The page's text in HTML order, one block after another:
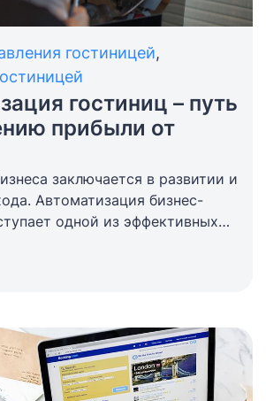
гостиницей,
гостиниц – путь
прибыли от
заключается в развитии и
Автоматизация бизнес-
одной из эффективных
Чтобы бизнес приносил
ошибки и сократить
сотрудников. Для
решением является
системы PMS.